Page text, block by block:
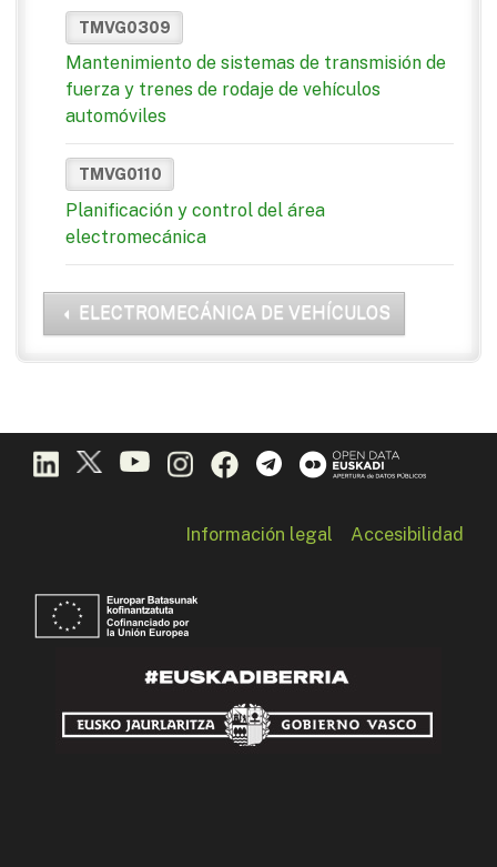
TMVG0309
Mantenimiento de sistemas de transmisión de
fuerza y trenes de rodaje de vehículos
automóviles
TMVG0110
Planificación y control del área
electromecánica
ELECTROMECÁNICA DE VEHÍCULOS
Información legal Accesibilidad